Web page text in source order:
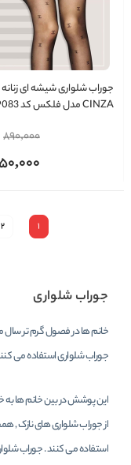
CINZA مدل فلکس کد 9083
890,000
1
2
جوراب شلواری
خانم ها در فصول گرم تر سال
جوراب شلواری استفاده می
این پوشش در بین خانم ها به
از جوراب شلواری های نازک ,
استفاده می کنند . جوراب